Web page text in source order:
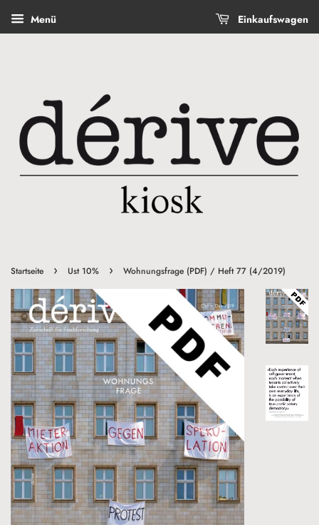
Menü Einkaufswagen
Startseite › Ust 10% › Wohnungsfrage (PDF) / Heft 77 (4/2019)